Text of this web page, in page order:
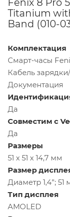
Titanium
Band (010-
Комплектация
Смарт-часы
Кабель
Документация
Да
Совместим с
Да
Размеры
51 x 51 x 14,7 мм
Размер
Диаметр 1,4”; 51
Тип дисплея
AMOLED